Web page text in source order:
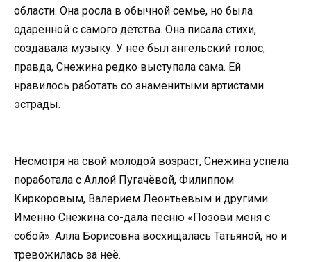
области. Она росла в обычной семье, но была
одаренной с самого детства. Она писала стихи,
создавала музыку. У неё был ангельский голос,
правда, Снежина редко выступала сама. Ей
нравилось работать со знаменитыми артистами
эстрады.
Несмотря на свой молодой возраст, Снежина успела
поработала с Аллой Пугачёвой, Филиппом
Киркоровым, Валерием Леонтьевым и другими.
Именно Снежина со-дала песню «Позови меня с
собой». Алла Борисовна восхищалась Татьяной, но и
тревожилась за неё.